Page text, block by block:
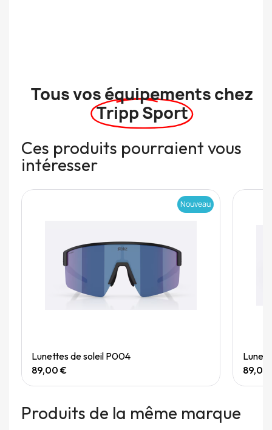
Tous vos équipements chez
Tripp Sport
Ces produits pourraient vous
intéresser
Quick View
Nouveau
Lunettes de soleil P004
89,00 €
89,00
Produits de la même marque